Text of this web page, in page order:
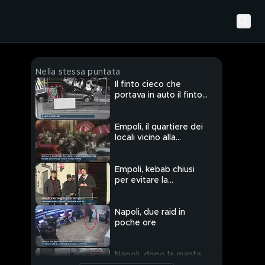
Nella stessa puntata
Il finto cieco che
portava in auto il finto
Empoli, il quartiere dei
locali vicino alla
Empoli, kebab chiusi
per evitare la
Napoli, due raid in
poche ore
Napoli, dopo la quinta